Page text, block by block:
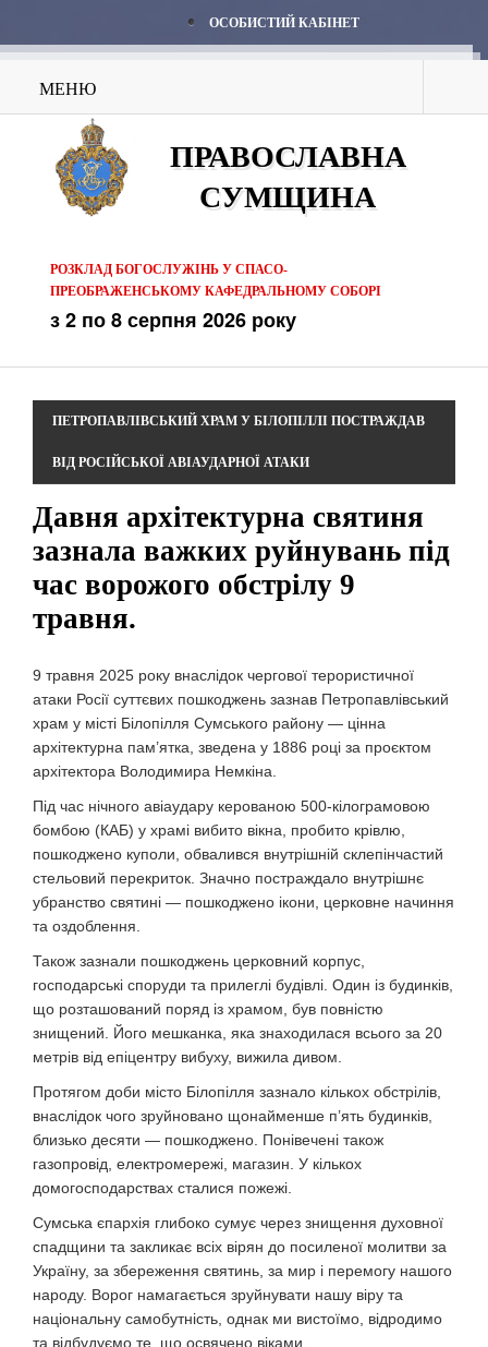
ОСОБИСТИЙ КАБІНЕТ
МЕНЮ
ПРАВОСЛАВНА
СУМЩИНА
РОЗКЛАД БОГОСЛУЖІНЬ У СПАСО-
ПРЕОБРАЖЕНСЬКОМУ КАФЕДРАЛЬНОМУ СОБОРІ
з 2 по 8 серпня 2026 року
ПЕТРОПАВЛІВСЬКИЙ ХРАМ У БІЛОПІЛЛІ ПОСТРАЖДАВ
ВІД РОСІЙСЬКОЇ АВІАУДАРНОЇ АТАКИ
Давня архітектурна святиня
зазнала важких руйнувань під
час ворожого обстрілу 9
травня.
9 травня 2025 року внаслідок чергової терористичної
атаки Росії суттєвих пошкоджень зазнав Петропавлівський
храм у місті Білопілля Сумського району — цінна
архітектурна пам’ятка, зведена у 1886 році за проєктом
архітектора Володимира Немкіна.
Під час нічного авіаудару керованою 500-кілограмовою
бомбою (КАБ) у храмі вибито вікна, пробито крівлю,
пошкоджено куполи, обвалився внутрішній склепінчастий
стельовий перекриток. Значно постраждало внутрішнє
убранство святині — пошкоджено ікони, церковне начиння
та оздоблення.
Також зазнали пошкоджень церковний корпус,
господарські споруди та прилеглі будівлі. Один із будинків,
що розташований поряд із храмом, був повністю
знищений. Його мешканка, яка знаходилася всього за 20
метрів від епіцентру вибуху, вижила дивом.
Протягом доби місто Білопілля зазнало кількох обстрілів,
внаслідок чого зруйновано щонайменше п’ять будинків,
близько десяти — пошкоджено. Понівечені також
газопровід, електромережі, магазин. У кількох
домогосподарствах сталися пожежі.
Сумська єпархія глибоко сумує через знищення духовної
спадщини та закликає всіх вірян до посиленої молитви за
Україну, за збереження святинь, за мир і перемогу нашого
народу. Ворог намагається зруйнувати нашу віру та
національну самобутність, однак ми вистоїмо, відродимо
та відбудуємо те, що освячено віками.